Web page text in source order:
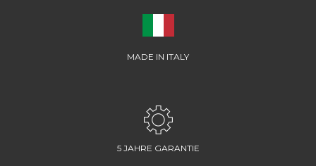
MADE IN ITALY
5 JAHRE GARANTIE